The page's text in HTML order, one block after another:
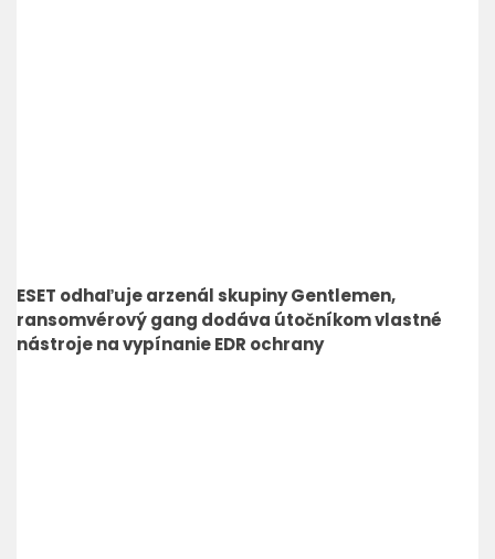
ESET odhaľuje arzenál skupiny Gentlemen,
ransomvérový gang dodáva útočníkom vlastné
nástroje na vypínanie EDR ochrany